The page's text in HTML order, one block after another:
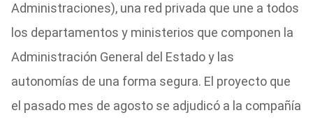
Administraciones), una red privada que une a todos
los departamentos y ministerios que componen la
Administración General del Estado y las
autonomías de una forma segura. El proyecto que
el pasado mes de agosto se adjudicó a la compañía